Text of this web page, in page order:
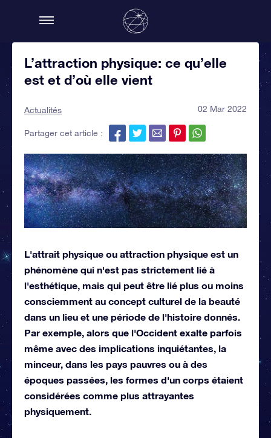
L’attraction physique: ce qu’elle
est et d’où elle vient
Actualités 02 Mar 2022
Partager cet article :
L'attrait physique ou attraction physique est un
phénomène qui n'est pas strictement lié à
l'esthétique, mais qui peut être lié plus ou moins
consciemment au concept culturel de la beauté
dans un lieu et une période de l'histoire donnés.
Par exemple, alors que l'Occident exalte parfois
même avec des implications inquiétantes, la
minceur, dans les pays pauvres ou à des
époques passées, les formes d'un corps étaient
considérées comme plus attrayantes
physiquement.